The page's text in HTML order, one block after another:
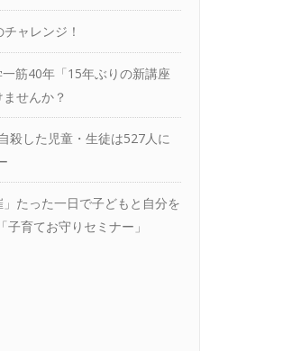
ャレンジ！
筋40年「15年ぶりの新講座
せんか？
殺した児童・生徒は527人に
」たった一日で子どもと自分を
育てお守りセミナー」